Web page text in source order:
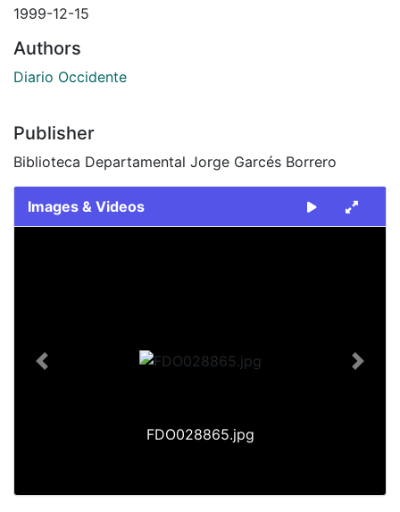
1999-12-15
Authors
Diario Occidente
Publisher
Biblioteca Departamental Jorge Garcés Borrero
Images & Videos
FDO028865.jpg
Previous Next